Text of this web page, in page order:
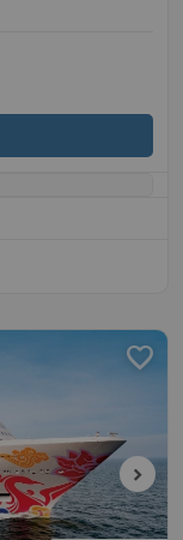
favorite
chevron_right